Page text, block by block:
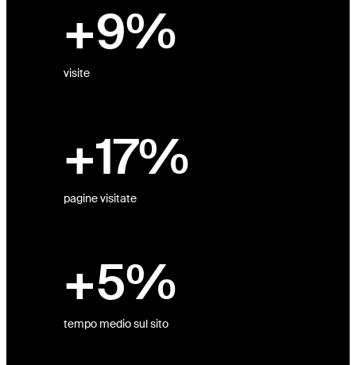
visite
+9%
pagine visitate
+17%
tempo medio sul sito
+5%